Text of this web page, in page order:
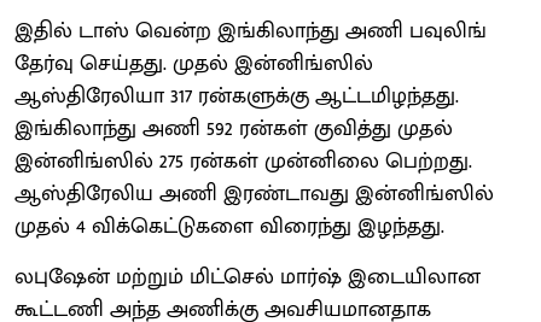
இதில் டாஸ் வென்ற இங்கிலாந்து அணி பவுலிங்
தேர்வு செய்தது. முதல் இன்னிங்ஸில்
ஆஸ்திரேலியா 317 ரன்களுக்கு ஆட்டமிழந்தது.
இங்கிலாந்து அணி 592 ரன்கள் குவித்து முதல்
இன்னிங்ஸில் 275 ரன்கள் முன்னிலை பெற்றது.
ஆஸ்திரேலிய அணி இரண்டாவது இன்னிங்ஸில்
முதல் 4 விக்கெட்டுகளை விரைந்து இழந்தது.
லபுஷேன் மற்றும் மிட்செல் மார்ஷ் இடையிலான
கூட்டணி அந்த அணிக்கு அவசியமானதாக